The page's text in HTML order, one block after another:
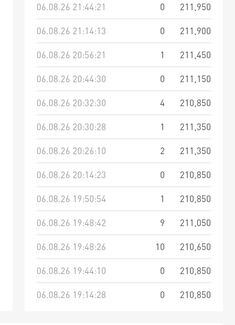
06.08.26 21:44:21
0
211,950
06.08.26 21:14:13
0
211,900
06.08.26 20:56:21
1
211,450
06.08.26 20:44:30
0
211,150
06.08.26 20:32:30
4
210,850
06.08.26 20:30:28
1
211,350
06.08.26 20:26:10
2
211,350
06.08.26 20:14:23
0
210,850
06.08.26 19:50:54
1
210,850
06.08.26 19:48:42
9
211,050
06.08.26 19:48:26
10
210,650
06.08.26 19:44:10
0
210,850
06.08.26 19:14:28
0 210,850